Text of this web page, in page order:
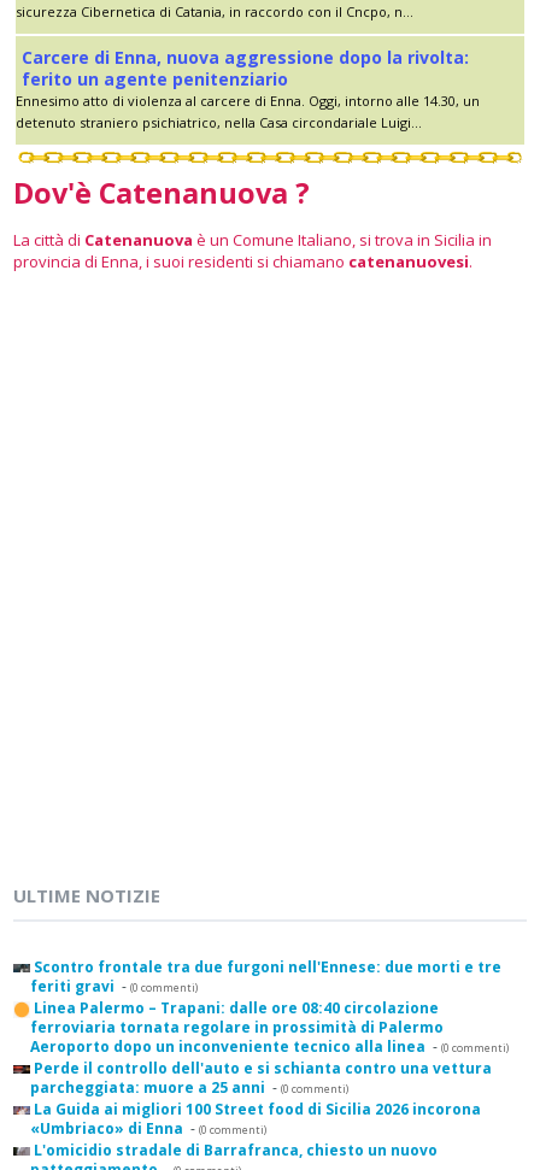
sicurezza Cibernetica di Catania, in raccordo con il Cncpo, n...
Carcere di Enna, nuova aggressione dopo la rivolta:
ferito un agente penitenziario
Ennesimo atto di violenza al carcere di Enna. Oggi, intorno alle 14.30, un
detenuto straniero psichiatrico, nella Casa circondariale Luigi...
Dov'è Catenanuova ?
La città di Catenanuova è un Comune Italiano, si trova in Sicilia in
provincia di Enna, i suoi residenti si chiamano catenanuovesi.
ULTIME NOTIZIE
Scontro frontale tra due furgoni nell'Ennese: due morti e tre
feriti gravi - (0 commenti)
Linea Palermo – Trapani: dalle ore 08:40 circolazione
ferroviaria tornata regolare in prossimità di Palermo
Aeroporto dopo un inconveniente tecnico alla linea - (0 commenti)
Perde il controllo dell'auto e si schianta contro una vettura
parcheggiata: muore a 25 anni - (0 commenti)
La Guida ai migliori 100 Street food di Sicilia 2026 incorona
«Umbriaco» di Enna - (0 commenti)
L'omicidio stradale di Barrafranca, chiesto un nuovo